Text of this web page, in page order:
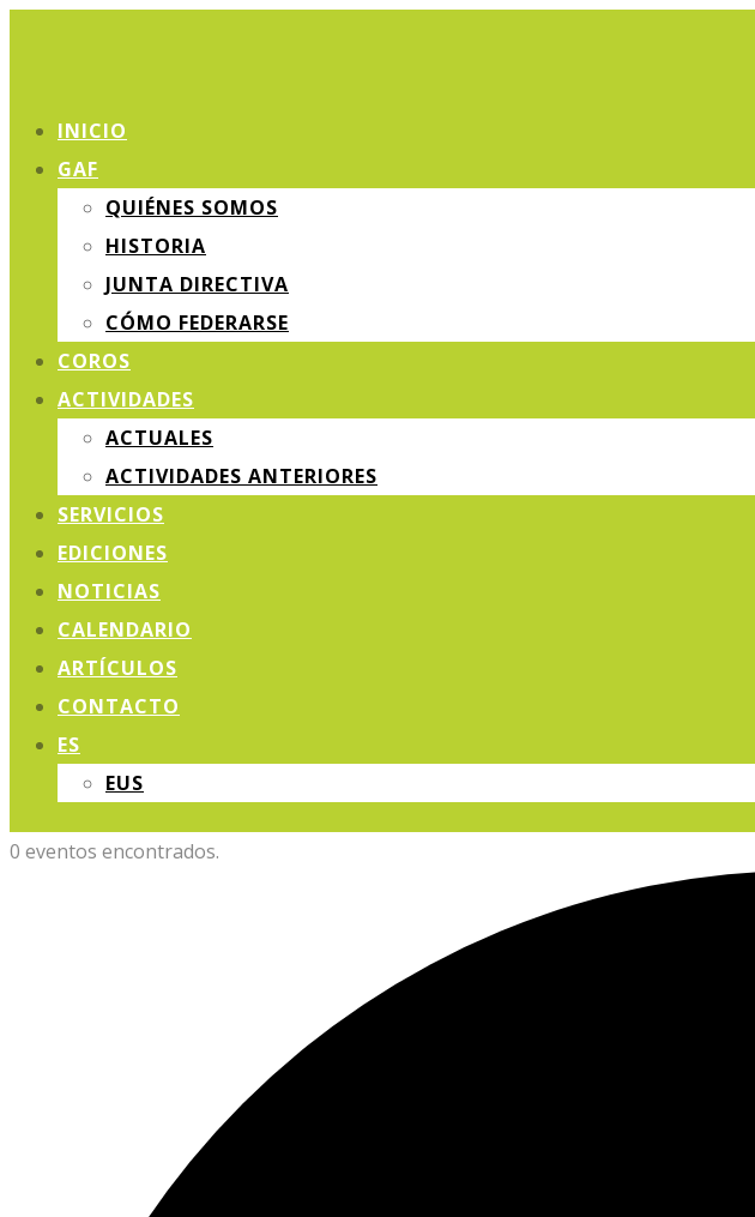
INICIO
GAF
QUIÉNES SOMOS
HISTORIA
JUNTA DIRECTIVA
CÓMO FEDERARSE
COROS
ACTIVIDADES
ACTUALES
ACTIVIDADES ANTERIORES
SERVICIOS
EDICIONES
NOTICIAS
CALENDARIO
ARTÍCULOS
CONTACTO
ES
EUS
0 eventos encontrados.